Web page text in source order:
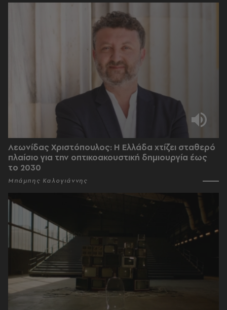
Λεωνίδας Χριστόπουλος: Η Ελλάδα χτίζει σταθερό
πλαίσιο για την οπτικοακουστική δημιουργία έως
το 2030
Μπάμπης Καλογιάννης